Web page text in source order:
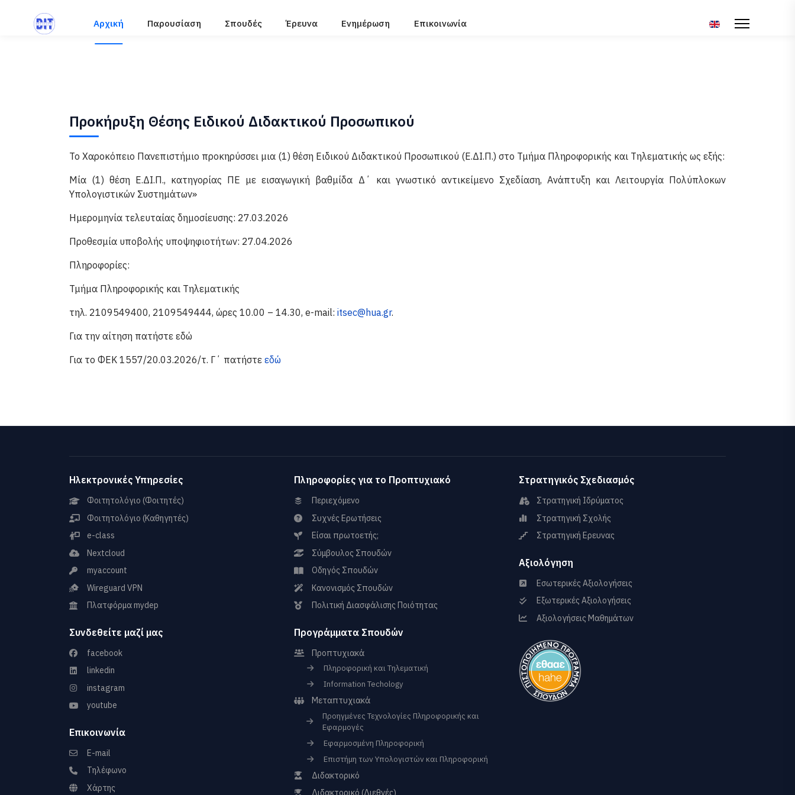
Αρχική Παρουσίαση Σπουδές Έρευνα Ενημέρωση Επικοινωνία Επιλέξτε τη γλώσσα
Προκήρυξη Θέσης Ειδικού Διδακτικού Προσωπικού
Το Χαροκόπειο Πανεπιστήμιο προκηρύσσει μια (1) θέση Ειδικού Διδακτικού Προσωπικού (Ε.ΔΙ.Π.) στο Τμήμα Πληροφορικής και Τηλεματικής ως εξής:
Μία (1) θέση Ε.ΔΙ.Π., κατηγορίας ΠΕ με εισαγωγική βαθμίδα Δ΄ και γνωστικό αντικείμενο Σχεδίαση, Ανάπτυξη και Λειτουργία Πολύπλοκων
Υπολογιστικών Συστημάτων»
Ημερομηνία τελευταίας δημοσίευσης: 27.03.2026
Προθεσμία υποβολής υποψηφιοτήτων: 27.04.2026
Πληροφορίες:
Τμήμα Πληροφορικής και Τηλεματικής
τηλ. 2109549400, 2109549444, ώρες 10.00 – 14.30, e-mail: itsec@hua.gr.
Για την αίτηση πατήστε εδώ
Για το ΦΕΚ 1557/20.03.2026/τ. Γ΄ πατήστε εδώ
Ηλεκτρονικές Υπηρεσίες
Φοιτητολόγιο (Φοιτητές)
Φοιτητολόγιο (Καθηγητές)
e-class
Nextcloud
myaccount
Wireguard VPN
Πλατφόρμα mydep
Συνδεθείτε μαζί μας
facebook
linkedin
instagram
youtube
Επικοινωνία
E-mail
Τηλέφωνο
Χάρτης
Πληροφορίες για το Προπτυχιακό
Περιεχόμενο
Συχνές Ερωτήσεις
Είσαι πρωτοετής;
Σύμβουλος Σπουδών
Οδηγός Σπουδών
Κανονισμός Σπουδών
Πολιτική Διασφάλισης Ποιότητας
Προγράμματα Σπουδών
Προπτυχιακά
Πληροφορική και Τηλεματική
Information Techology
Μεταπτυχιακά
Προηγμένες Τεχνολογίες Πληροφορικής και
Εφαρμογές
Εφαρμοσμένη Πληροφορική
Επιστήμη των Υπολογιστών και Πληροφορική
Διδακτορικό
Διδακτορικό (Διεθνές)
Στρατηγικός Σχεδιασμός
Στρατηγική Ιδρύματος
Στρατηγική Σχολής
Στρατηγική Ερευνας
Αξιολόγηση
Εσωτερικές Αξιολογήσεις
Εξωτερικές Αξιολογήσεις
Αξιολογήσεις Μαθημάτων